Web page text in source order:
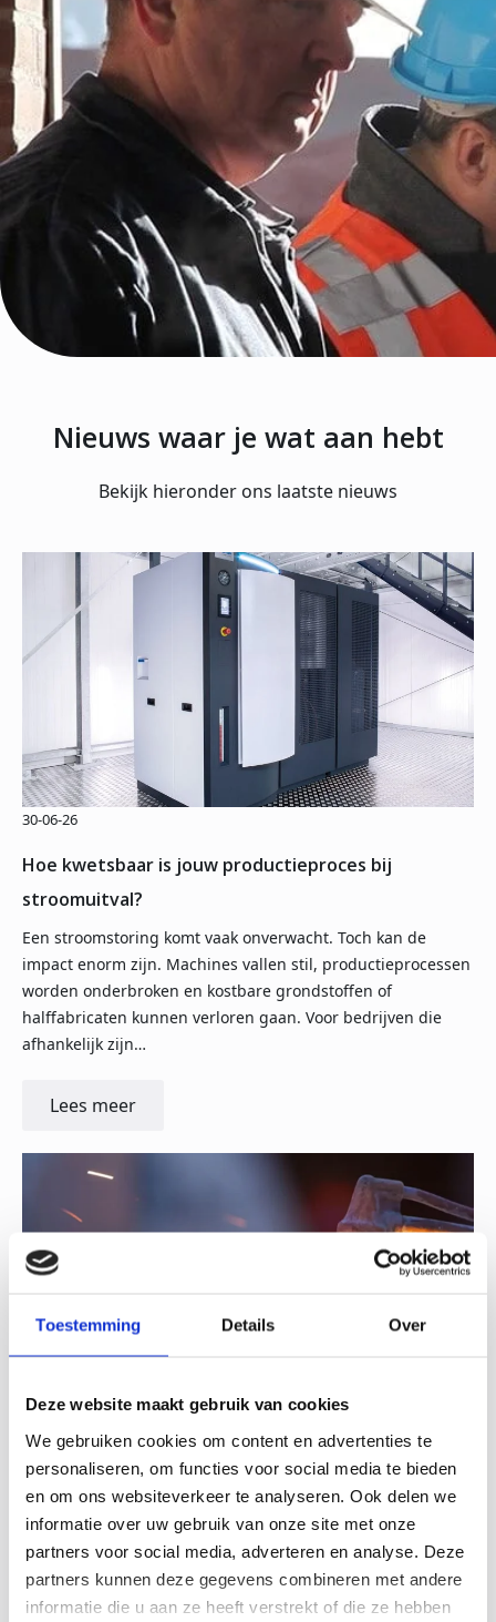
Toestemming Details Over
Deze website maakt gebruik van cookies
We gebruiken cookies om content en advertenties te
personaliseren, om functies voor social media te bieden
en om ons websiteverkeer te analyseren. Ook delen we
informatie over uw gebruik van onze site met onze
partners voor social media, adverteren en analyse. Deze
partners kunnen deze gegevens combineren met andere
informatie die u aan ze heeft verstrekt of die ze hebben
Nieuws waar je wat aan hebt
Bekijk hieronder ons laatste nieuws
Hoe kwetsbaar is jouw productieproces bij
stroomuitval?
30-06-26
Een stroomstoring komt vaak onverwacht. Toch kan de
impact enorm zijn. Machines vallen stil, productieprocessen
worden onderbroken en kostbare grondstoffen of
halffabricaten kunnen verloren gaan. Voor bedrijven die
afhankelijk zijn…
Lees meer
Hoe industriële bedrijven zich voorbereiden op een
instabiel energienet
De Nederlandse energievoorziening verandert in hoog
tempo. Door de groei van duurzame energie, de
toenemende elektrificatie van de industrie en de druk op
het elektriciteitsnet krijgen steeds meer bedrijven te…